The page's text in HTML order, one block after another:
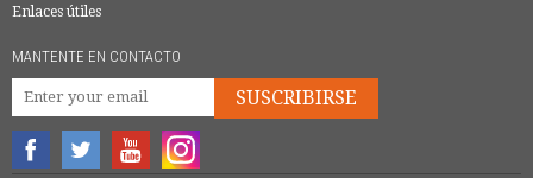
Enlaces útiles
MANTENTE EN CONTACTO
SUSCRIBIRSE